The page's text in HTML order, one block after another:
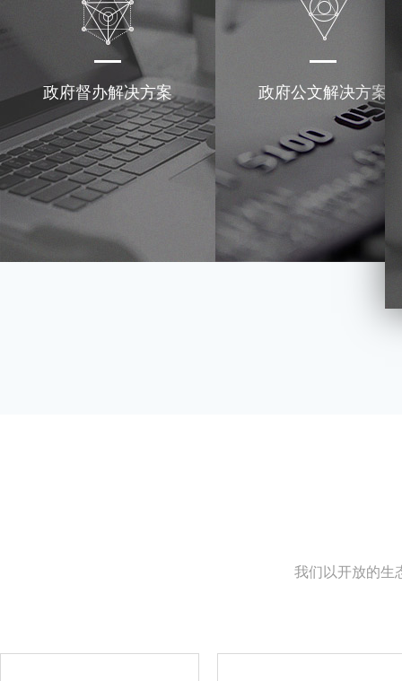
政府督办解决方案 政府公文解决方案
我们以开放的生